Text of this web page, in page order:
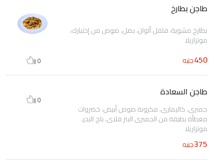
طاجن بطارخ
بطارخ مشوية، فلفل ألوان، بصل، صوص من إختيارك،
موتزاريلا
450جنيه 0
طاجن السعادة
جمبرى، كاليمارى، مكرونة صوص أبيض، خضروات
مغطأة بطبقة من الجمبرى البتر فلاى، بلح البحر،
موتزاريلا
375جنيه
0